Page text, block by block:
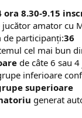
ora 8.30-9.15
amator cu
participanţi:36
cel mai bun
de câte 6 sau
inferioare
rupe superioare
generat